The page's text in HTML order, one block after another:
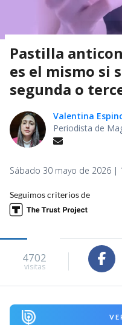
Pastilla
es el mismo si
segunda o
Valentina
Periodista de
Sábado 30 mayo de 2026 |
Seguimos criterios de
4702
visitas